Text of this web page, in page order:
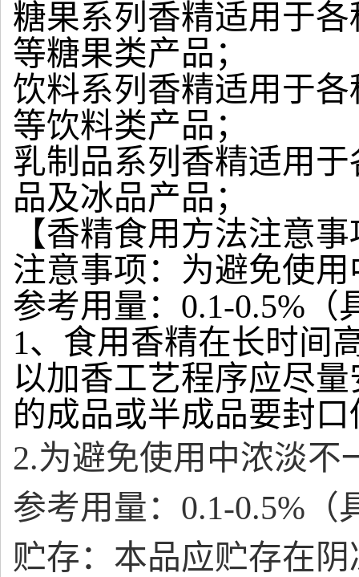
糖果系列香精适用于
等糖果类产品；
饮料系列香精适用于
等饮料类产品；
乳制品系列香精适用
品及冰品产品；
【香精食用方法注意
注意事项：为避免使
参考用量：0.1-0.5%
1、食用香精在长时间
以加香工艺程序应尽
的成品或半成品要封
2.为避免使用中浓淡不
参考用量：0.1-0.5%
贮存：本品应贮存在